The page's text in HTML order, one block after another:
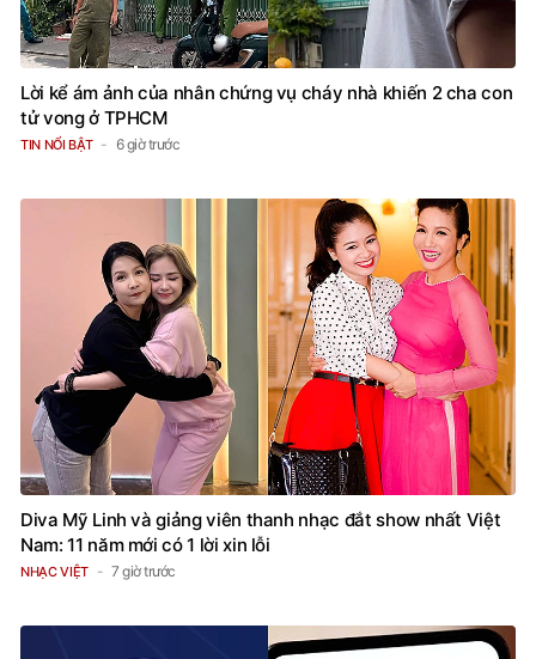
Lời kể ám ảnh của nhân chứng vụ cháy nhà khiến 2 cha con
tử vong ở TPHCM
TIN NỔI BẬT 6 giờ trước
Diva Mỹ Linh và giảng viên thanh nhạc đắt show nhất Việt
Nam: 11 năm mới có 1 lời xin lỗi
NHẠC VIỆT 7 giờ trước